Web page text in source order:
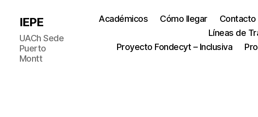
IEPE
UACh Sede
Puerto
Montt
Académicos Cómo llegar Contacto
Líneas de
Proyecto Fondecyt – Inclusiva